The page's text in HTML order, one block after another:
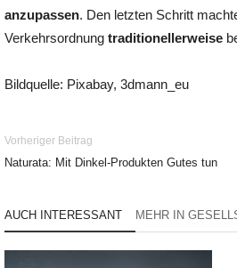
anzupassen. Den letzten Schritt
Verkehrsordnung traditionellerweise
Bildquelle: Pixabay, 3dmann_eu
Vorheriger Beitrag
Naturata: Mit Dinkel-Produkten Gutes tun
AUCH INTERESSANT MEHR IN